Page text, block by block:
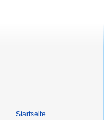
Startseite